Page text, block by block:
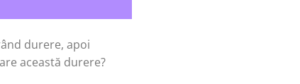
durere, apoi
această durere?